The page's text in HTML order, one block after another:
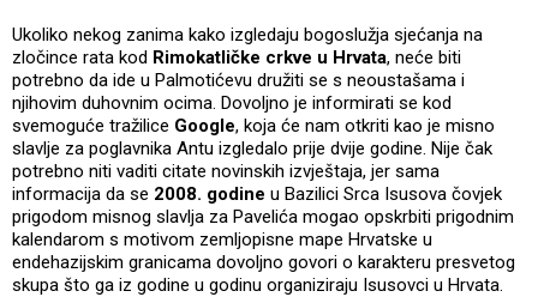
Ukoliko nekog zanima kako izgledaju bogoslužja sjećanja na
zločince rata kod Rimokatličke crkve u Hrvata, neće biti
potrebno da ide u Palmotićevu družiti se s neoustašama i
njihovim duhovnim ocima. Dovoljno je informirati se kod
svemoguće tražilice Google, koja će nam otkriti kao je misno
slavlje za poglavnika Antu izgledalo prije dvije godine. Nije čak
potrebno niti vaditi citate novinskih izvještaja, jer sama
informacija da se 2008. godine u Bazilici Srca Isusova čovjek
prigodom misnog slavlja za Pavelića mogao opskrbiti prigodnim
kalendarom s motivom zemljopisne mape Hrvatske u
endehazijskim granicama dovoljno govori o karakteru presvetog
skupa što ga iz godine u godinu organiziraju Isusovci u Hrvata.